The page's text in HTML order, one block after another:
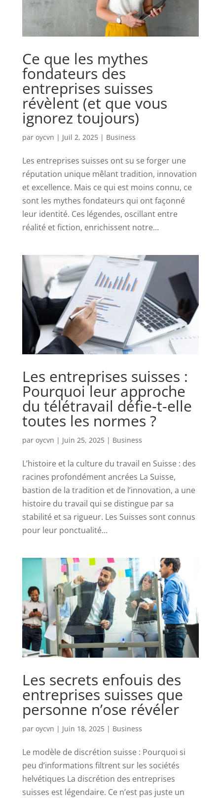
Ce que les mythes
fondateurs des
entreprises suisses
révèlent (et que vous
ignorez toujours)
par oycvn | Juil 2, 2025| Business
Les entreprises suisses ont su se forger une
réputation unique mêlant tradition, innovation
et excellence. Mais ce qui est moins connu, ce
sont les mythes fondateurs qui ont façonné
leur identité. Ces légendes, oscillant entre
réalité et fiction, enrichissent notre...
Les entreprises suisses :
Pourquoi leur approche
du télétravail défie-t-elle
toutes les normes ?
par oycvn | Juin 25, 2025| Business
L’histoire et la culture du travail en Suisse : des
racines profondément ancrées La Suisse,
bastion de la tradition et de l’innovation, a une
histoire du travail qui se distingue par sa
stabilité et sa rigueur. Les Suisses sont connus
pour leur ponctualité...
Les secrets enfouis des
entreprises suisses que
personne n’ose révéler
par oycvn | Juin 18, 2025| Business
Le modèle de discrétion suisse : Pourquoi si
peu d’informations filtrent sur les sociétés
helvétiques La discrétion des entreprises
suisses est légendaire. Ce n’est pas juste un